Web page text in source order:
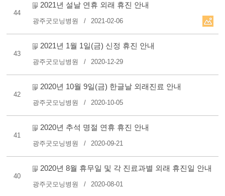
44
2021년 설날 연휴 외래 휴진 안내
광주굿모닝병원 2021-02-06
43
2021년 1월 1일(금) 신정 휴진 안내
광주굿모닝병원 2020-12-29
42
2020년 10월 9일(금) 한글날 외래진료 안내
광주굿모닝병원 2020-10-05
41
2020년 추석 명절 연휴 휴진 안내
광주굿모닝병원 2020-09-21
40
2020년 8월 휴무일 및 각 진료과별 외래 휴진일 안내
광주굿모닝병원 2020-08-01